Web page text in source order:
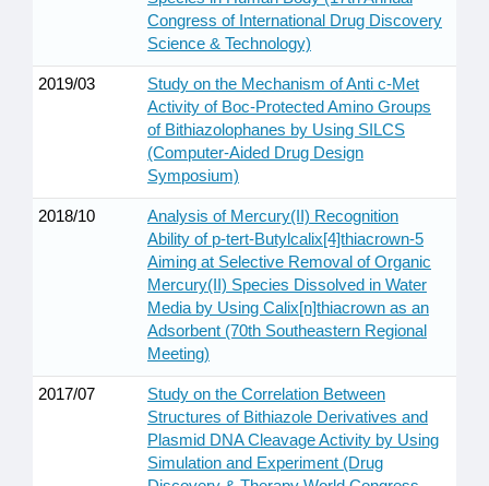
Congress of International Drug Discovery
Science & Technology)
2019/03
Study on the Mechanism of Anti c-Met
Activity of Boc-Protected Amino Groups
of Bithiazolophanes by Using SILCS
(Computer-Aided Drug Design
Symposium)
2018/10
Analysis of Mercury(II) Recognition
Ability of p-tert-Butylcalix[4]thiacrown-5
Aiming at Selective Removal of Organic
Mercury(II) Species Dissolved in Water
Media by Using Calix[n]thiacrown as an
Adsorbent (70th Southeastern Regional
Meeting)
2017/07
Study on the Correlation Between
Structures of Bithiazole Derivatives and
Plasmid DNA Cleavage Activity by Using
Simulation and Experiment (Drug